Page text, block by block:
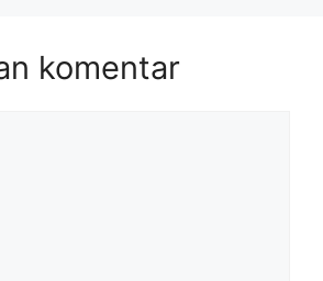
komentar